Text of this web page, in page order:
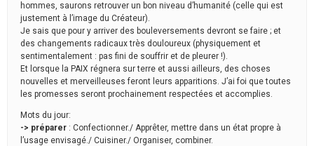
hommes, saurons retrouver un bon niveau d’humanité (celle qui est
justement à l’image du Créateur).
Je sais que pour y arriver des bouleversements devront se faire ; et
des changements radicaux très douloureux (physiquement et
sentimentalement : pas fini de souffrir et de pleurer !).
Et lorsque la PAIX régnera sur terre et aussi ailleurs, des choses
nouvelles et merveilleuses feront leurs apparitions. J’ai foi que toutes
les promesses seront prochainement respectées et accomplies.
Mots du jour:
-> préparer : Confectionner./ Apprêter, mettre dans un état propre à
l’usage envisagé./ Cuisiner./ Organiser, combiner.